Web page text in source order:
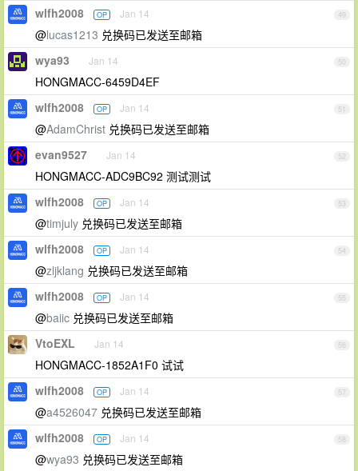
49
wlfh2008 OP Jan 14
@lucas1213 兑换码已发送至邮箱
50
wya93 Jan 14
HONGMACC-6459D4EF
51
wlfh2008 OP Jan 14
@AdamChrist 兑换码已发送至邮箱
52
evan9527 Jan 14
HONGMACC-ADC9BC92 测试测试
53
wlfh2008 OP Jan 14
@timjuly 兑换码已发送至邮箱
54
wlfh2008 OP Jan 14
@zljklang 兑换码已发送至邮箱
55
wlfh2008 OP Jan 14
@baiic 兑换码已发送至邮箱
56
VtoEXL Jan 14
HONGMACC-1852A1F0 试试
57
wlfh2008 OP Jan 14
@a4526047 兑换码已发送至邮箱
58
wlfh2008 OP Jan 14
@wya93 兑换码已发送至邮箱